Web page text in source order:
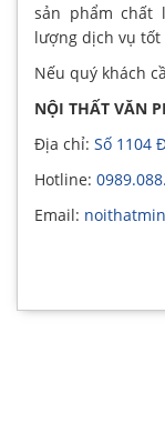
sản phẩm chất
lượng dịch vụ tốt
Nếu quý khách
NỘI THẤT VĂN
Địa chỉ: Số 1104
Hotline:
Email: